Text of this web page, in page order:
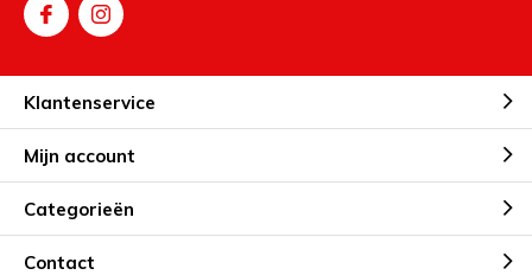
Klantenservice
Mijn account
Categorieën
Contact